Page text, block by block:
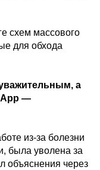
схем массового
для обхода
а
—
из-за болезни
была уволена за
объяснения через